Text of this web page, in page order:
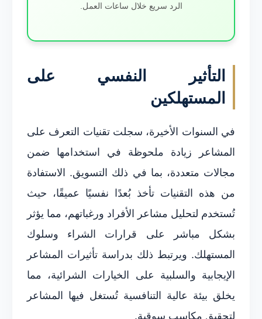
الرد سريع خلال ساعات العمل.
التأثير النفسي على
المستهلكين
في السنوات الأخيرة، سجلت تقنيات التعرف على
المشاعر زيادة ملحوظة في استخدامها ضمن
مجالات متعددة، بما في ذلك التسويق. الاستفادة
من هذه التقنيات تأخذ بُعدًا نفسيًا عميقًا، حيث
تُستخدم لتحليل مشاعر الأفراد ورغباتهم، مما يؤثر
بشكل مباشر على قرارات الشراء وسلوك
المستهلك. ويرتبط ذلك بدراسة تأثيرات المشاعر
الإيجابية والسلبية على الخيارات الشرائية، مما
يخلق بيئة عالية التنافسية تُستغل فيها المشاعر
لتحقيق مكاسب سوقية.